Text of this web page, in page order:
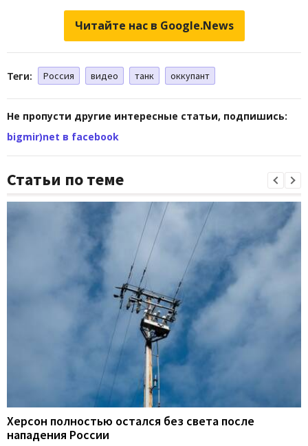
Читайте нас в Google.News
Теги: Россия видео танк оккупант
Не пропусти другие интересные статьи, подпишись:
bigmir)net в facebook
Статьи по теме
Херсон полностью остался без света после
нападения России